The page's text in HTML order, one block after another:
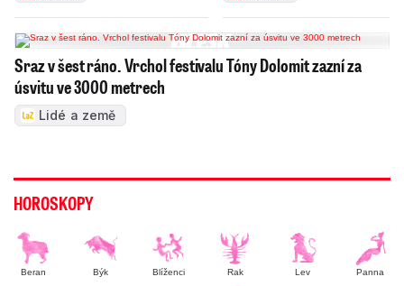
Sraz v šest ráno. Vrchol festivalu Tóny Dolomit zazní za
úsvitu ve 3000 metrech
Lidé a země
HOROSKOPY
Beran Býk Blíženci Rak Lev Panna